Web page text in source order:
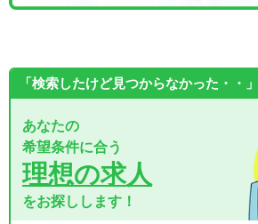
「検索したけど見つからなかった・・」
あなたの
希望条件に合う
理想の求人
をお探しします！